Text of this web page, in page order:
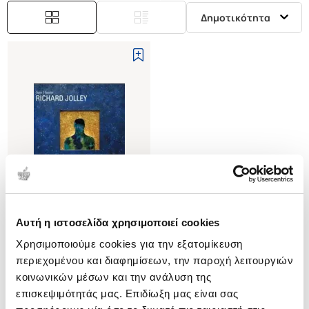
Αυτή η ιστοσελίδα χρησιμοποιεί cookies
Χρησιμοποιούμε cookies για την εξατομίκευση
περιεχομένου και διαφημίσεων, την παροχή λειτουργιών
κοινωνικών μέσων και την ανάλυση της
επισκεψιμότητάς μας. Επιδίωξη μας είναι σας
Δημοτικότητα
(0)
(H/B) RICHARD JOLLEY
(8884914167)
HUNTER SAM
Κωδ. Πολιτείας:3831-0054